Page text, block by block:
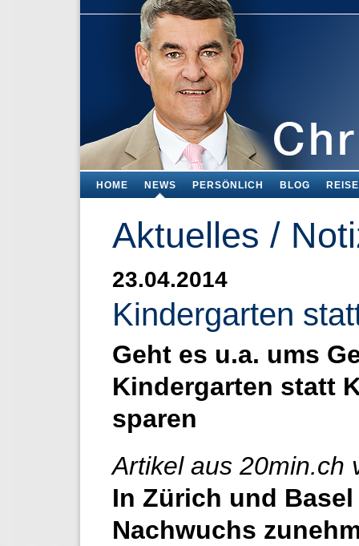
HOME NEWS PERSÖNLICH BLOG
Aktuelles /
23.04.2014
Kindergarten
Geht es u.a. ums
Kindergarten statt
sparen
Artikel aus 20min.ch
In Zürich und
Nachwuchs